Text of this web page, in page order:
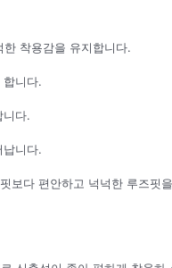
착용감을 유지합니다.
니다.
니다.
니다.
보다 편안하고 넉넉한 루즈핏